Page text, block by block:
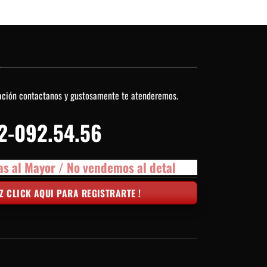
contactanos y gustosamente te atenderemos.
092.54.56
al Mayor / No vendemos al detal
CLICK AQUI PARA REGISTRARTE !